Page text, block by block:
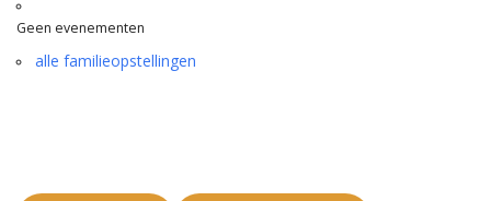
Geen evenementen
alle familieopstellingen